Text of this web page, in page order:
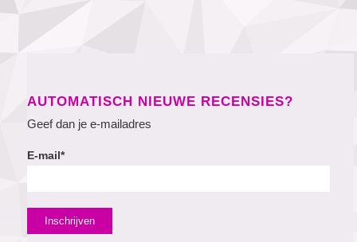
AUTOMATISCH NIEUWE RECENSIES?
Geef dan je e-mailadres
E-mail*